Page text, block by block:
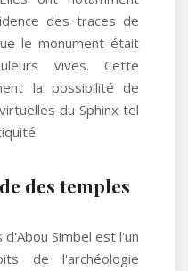
des traces de
le monument était
vives. Cette
la possibilité de
du Sphinx tel
des temples
Simbel est l'un
de l'archéologie